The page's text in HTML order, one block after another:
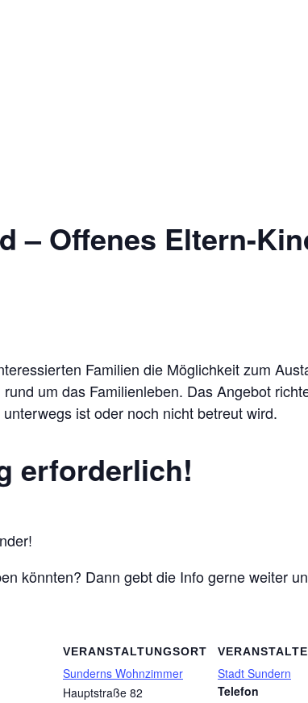
– Offenes Eltern-
Familien die Möglichkeit zum
um das Familienleben. Das Angebot
ist oder noch nicht betreut wird.
erforderlich!
könnten? Dann gebt die Info gerne weiter
VERANSTALTUNGSORT
Sunderns Wohnzimmer
Hauptstraße 82
Stadt Sundern
Telefon